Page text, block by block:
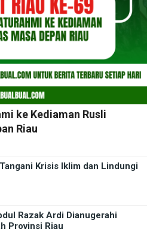
ke Kediaman Rusli
Riau
Krisis Iklim dan Lindungi
Razak Ardi Dianugerahi
Provinsi Riau